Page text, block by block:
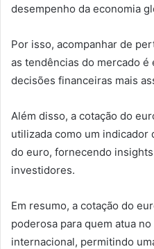
desempenho da economia
Por isso, acompanhar de
as tendências do mercado é
decisões financeiras mais
Além disso, a cotação do
utilizada como um indicador
do euro, fornecendo
investidores.
Em resumo, a cotação do
poderosa para quem atua
internacional, permitindo